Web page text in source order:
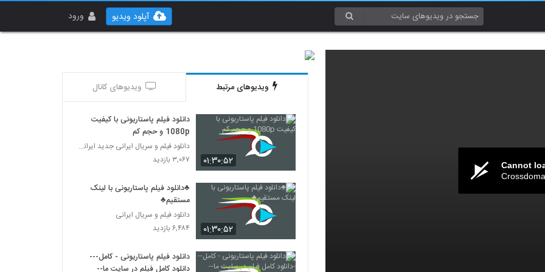
ورود آپلود ویدیو
Cannot
ویدیوهای مرتبط ویدیوهای کانال
۰۱:۳۰:۵۲
دانلود فیلم پاستاریونی با کیفیت
1080p و حجم کم
دانلود فیلم و سریال ایرانی جدید ایرانی (قانونی)
۳,۰۶۷ بازدید
۰۱:۳۰:۵۲
♣دانلود فیلم پاستاریونی با لینک
مستقیم♣
دانلود فیلم و سریال ایرانی
۶,۴۸۴ بازدید
دانلود فیلم پاستاریونی - کامل---
دانلود کامل فیلم در سایت ما--